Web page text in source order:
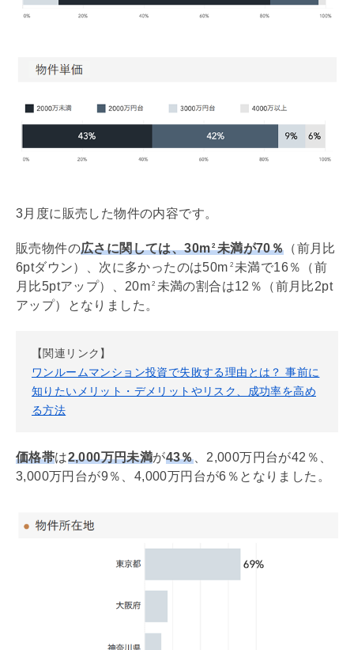
3月度に販売した物件の内容です。
販売物件の広さに関しては、30m 2 未満が70％ （前月比
6ptダウン）、次に多かったのは50m 2 未満で16％（前
月比5ptアップ）、20m 2 未満の割合は12％（前月比2pt
アップ）となりました。
【関連リンク】
ワンルームマンション投資で失敗する理由とは？ 事前に
知りたいメリット・デメリットやリスク、成功率を高め
る方法
価格帯は2,000万円未満が43％、2,000万円台が42％、
3,000万円台が9％、4,000万円台が6％となりました。